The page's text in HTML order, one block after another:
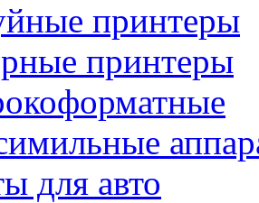
принтеры
принтеры
для авто